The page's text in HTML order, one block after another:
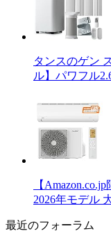
タンスのゲン
ル】パワフル
【
2026年モデル
最近のフォーラム